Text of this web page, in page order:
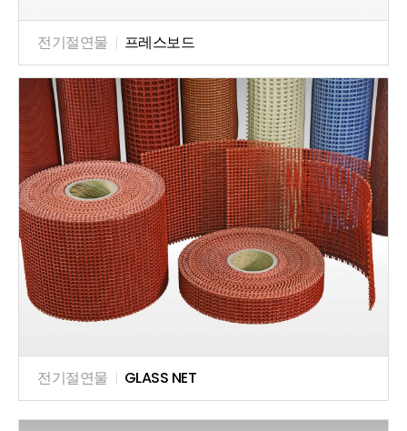
전기절연물 | 프레스보드
전기절연물 | GLASS NET